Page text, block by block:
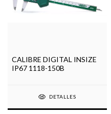
CALIBRE DIGITAL INSIZE
IP67 1118-150B
DETALLES